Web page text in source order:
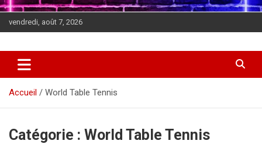
vendredi, août 7, 2026
La Webradio des associations
Accueil World Table Tennis
Catégorie : World Table Tennis